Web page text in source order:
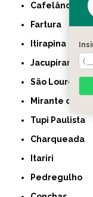
Cafelândia
Fartura
Itirapina
Jacupiranga
São
Mirante do
Tupi Paulista
Charqueada
Itariri
Pedregulho